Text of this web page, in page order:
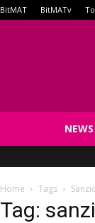
BitMAT BitMATv
NEWS
Home Tags
Tag: